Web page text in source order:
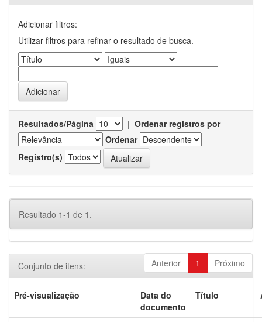
Adicionar filtros:
Utilizar filtros para refinar o resultado de busca.
Resultados/Página | Ordenar registros por
Ordenar
Registro(s)
Resultado 1-1 de 1.
Anterior 1 Próximo
Conjunto de itens:
Pré-visualização
Data do
documento
Título